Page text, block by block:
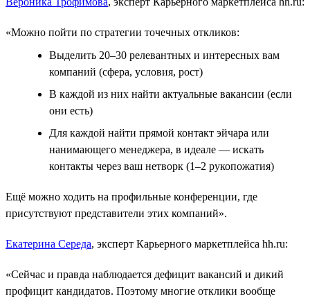
«Можно пойти по стратегии точечных откликов:
Выделить 20–30 релевантных и интересных вам
компаний (сфера, условия, рост)
В каждой из них найти актуальные вакансии (если
они есть)
Для каждой найти прямой контакт эйчара или
нанимающего менеджера, в идеале ― искать
контакты через ваш нетворк (1–2 рукопожатия)
Ещё можно ходить на профильные конференции, где
присутствуют представители этих компаний».
Екатерина Середа, эксперт Карьерного маркетплейса hh.ru:
«Сейчас и правда наблюдается дефицит вакансий и дикий
профицит кандидатов. Поэтому многие отклики вообще